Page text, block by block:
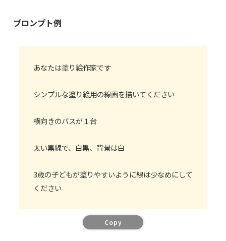
プロンプト例
あなたは塗り絵作家です
シンプルな塗り絵用の線画を描いてください
横向きのバスが１台
太い黒線で、白黒、背景は白
3歳の子どもが塗りやすいように線は少なめにして
ください
Copy